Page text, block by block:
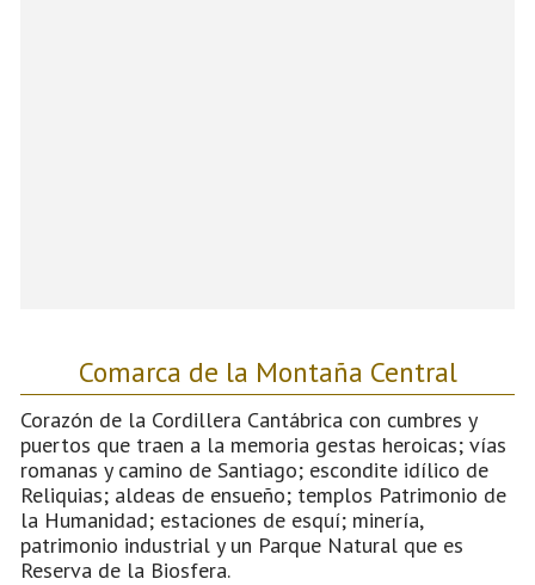
Comarca de la Montaña Central
Corazón de la Cordillera Cantábrica con cumbres y
puertos que traen a la memoria gestas heroicas; vías
romanas y camino de Santiago; escondite idílico de
Reliquias; aldeas de ensueño; templos Patrimonio de
la Humanidad; estaciones de esquí; minería,
patrimonio industrial y un Parque Natural que es
Reserva de la Biosfera.